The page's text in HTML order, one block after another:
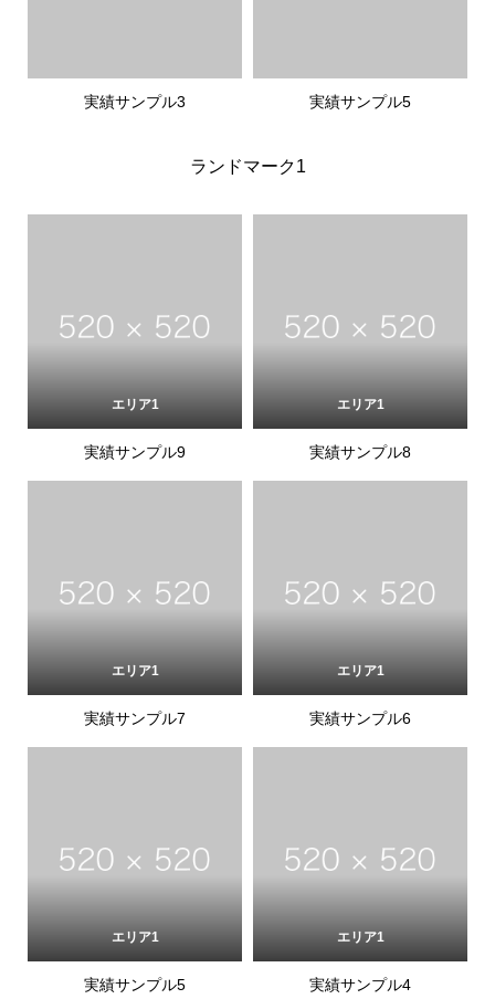
実績サンプル3 実績サンプル5
ランドマーク1
エリア1
実績サンプル9
エリア1
実績サンプル8
エリア1
実績サンプル7
エリア1
実績サンプル6
エリア1
実績サンプル5
エリア1
実績サンプル4